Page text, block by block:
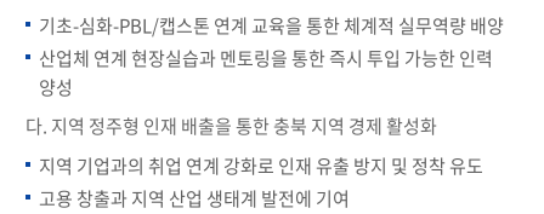
기초-심화-PBL/캡스톤 연계 교육을 통한 체계적 실무역량 배양
산업체 연계 현장실습과 멘토링을 통한 즉시 투입 가능한 인력
양성
다. 지역 정주형 인재 배출을 통한 충북 지역 경제 활성화
지역 기업과의 취업 연계 강화로 인재 유출 방지 및 정착 유도
고용 창출과 지역 산업 생태계 발전에 기여